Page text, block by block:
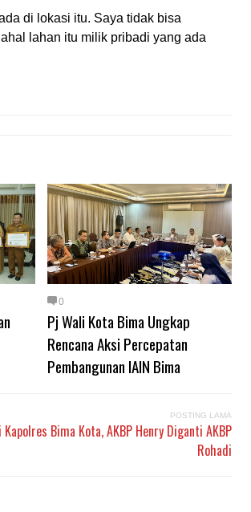
di lokasi itu. Saya tidak bisa
lahan itu milik pribadi yang ada
0
Pj Wali Kota Bima Ungkap
Rencana Aksi Percepatan
Pembangunan IAIN Bima
POSTING LAMA
Bima Kota, AKBP Henry Diganti AKBP
Rohadi